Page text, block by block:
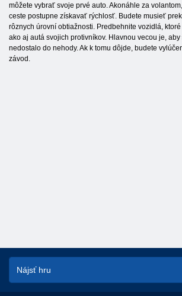
môžete vybrať svoje prvé auto. Akonáhle za
ceste postupne získavať rýchlosť. Budete musieť
rôznych úrovní obtiažnosti. Predbehnite vozidlá, ktoré
ako aj autá svojich protivníkov. Hlavnou vecou je,
nedostalo do nehody. Ak k tomu dôjde, budete
závod.